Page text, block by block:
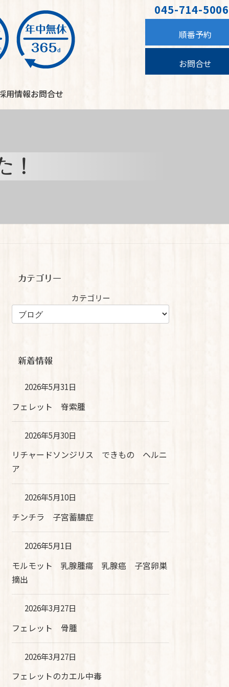
045-714-5006
順番予約
お問合せ
用情報お問合せ
！
カテゴリー
カテゴリー
新着情報
2026年5月31日
フェレット 脊索腫
2026年5月30日
リチャードソンジリス できもの ヘルニ
ア
2026年5月10日
チンチラ 子宮蓄膿症
2026年5月1日
モルモット 乳腺腫瘍 乳腺癌 子宮卵巣
摘出
2026年3月27日
フェレット 骨腫
2026年3月27日
フェレットのカエル中毒